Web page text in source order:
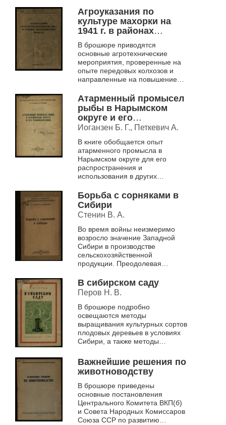
Агроуказания по
культуре махорки на
1941 г. в районах
Новосибирской
области
В брошюре приводятся
основные агротехнические
мероприятия, проверенные на
опыте передовых колхозов и
направленные на повышение
Атарменный промысел
рыбы в Нарымском
округе и его
рационализация
Иоганзен Б. Г., Петкевич А.
В книге обобщается опыт
атарменного промысла в
Нарымском округе для его
распространения и
использования в других
Атарма – самобытное
нарымское орудие лова,
обеспечивающее ...
Борьба с сорняками в
Сибири
Стенин В. А.
Во время войны неизмеримо
возросло значение Западной
Сибири в производстве
сельскохозяйственной
продукции. Преодолевая
вопросы своевременного
снабжения страны и фронта п...
В сибирском саду
Перов Н. В.
В брошюре подробно
освещаются методы
выращивания культурных сортов
плодовых деревьев в условиях
Сибири, а также методы
морозоустойчивых и
приспособленных к сибирскому
климату
Важнейшие решения по
животноводству
В брошюре приведены
основные постановления
Центрального Комитета ВКП(б)
и Совета Народных Комиссаров
Союза ССР по развитию